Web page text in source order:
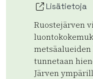
Lisätietoja
Ruostejärven
tunnetaan
Järven